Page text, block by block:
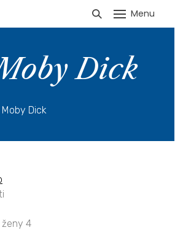
Menu
Dick
Dick
ženy 4